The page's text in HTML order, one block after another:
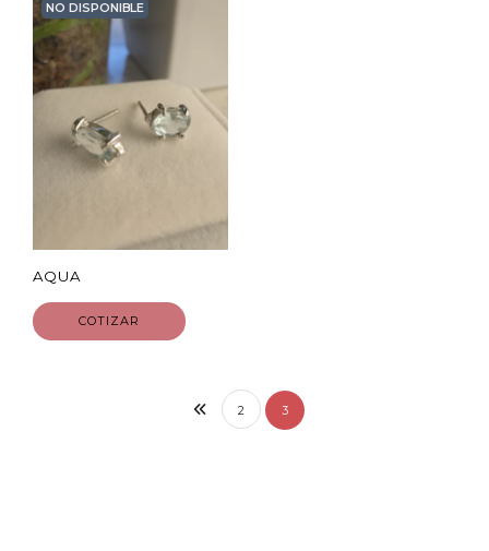
NO DISPONIBLE
AQUA
COTIZAR
2 3